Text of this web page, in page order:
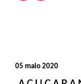
05 maio 2020